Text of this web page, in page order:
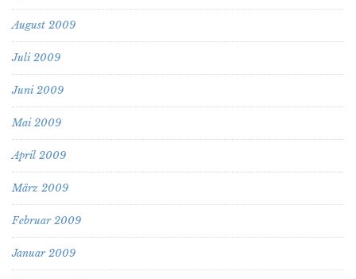
August 2009
Juli 2009
Juni 2009
Mai 2009
April 2009
März 2009
Februar 2009
Januar 2009